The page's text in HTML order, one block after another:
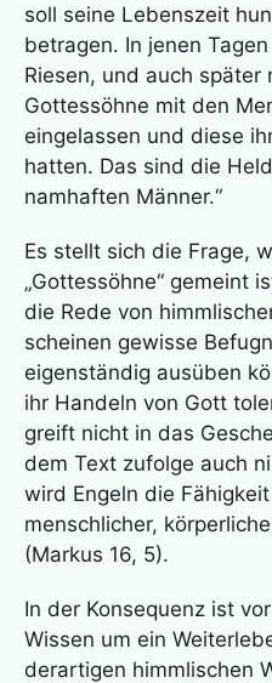
soll seine Lebenszeit
betragen. In jenen
Riesen, und auch später
Gottessöhne mit den
eingelassen und diese
hatten. Das sind die
namhaften Männer.“
Es stellt sich die Frage,
„Gottessöhne“ gemeint
die Rede von
scheinen gewisse
eigenständig ausüben
ihr Handeln von Gott
greift nicht in das
dem Text zufolge auch
wird Engeln die
menschlicher,
(Markus 16, 5).
In der Konsequenz ist
Wissen um ein
derartigen himmlischen